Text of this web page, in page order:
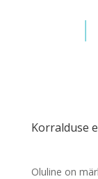
Korralduse
Oluline on